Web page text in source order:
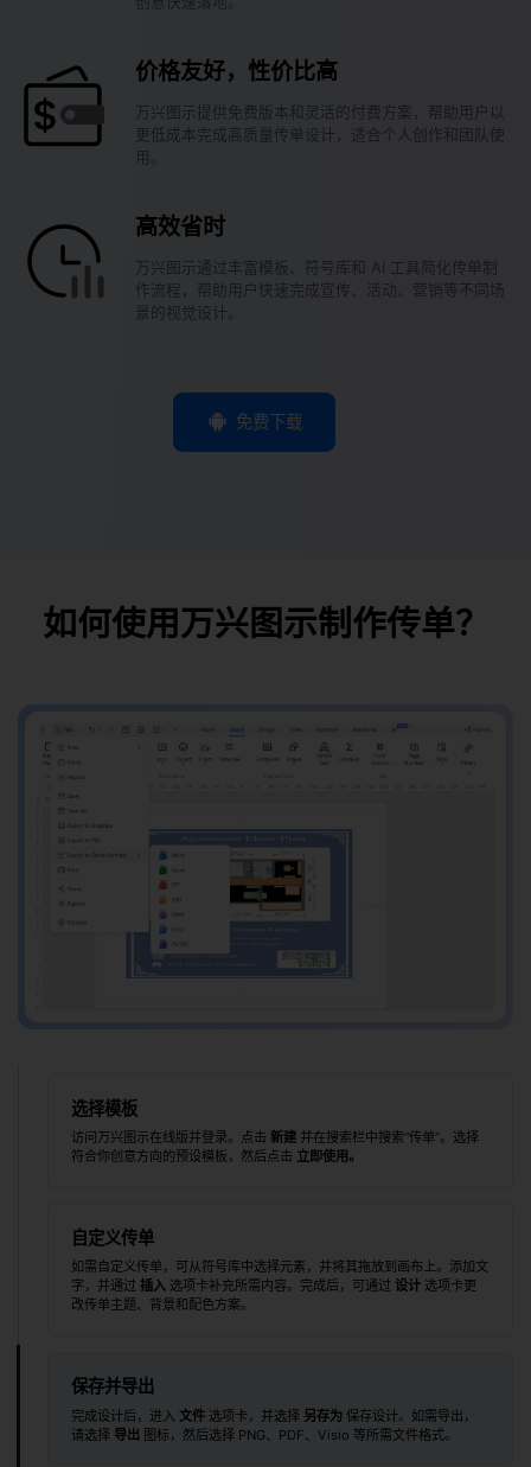
价格友好，性价比高
万兴图示提供免费版本和灵活的付费方案，帮助用户以
更低成本完成高质量传单设计，适合个人创作和团队使
用。
高效省时
万兴图示通过丰富模板、符号库和 AI 工具简化传单制
作流程，帮助用户快速完成宣传、活动、营销等不同场
景的视觉设计。
免费下载
如何使用万兴图示制作传单？
选择模板
访问万兴图示在线版并登录。点击 新建 并在搜索栏中搜索“传单”。选择
符合你创意方向的预设模板，然后点击 立即使用。
自定义传单
如需自定义传单，可从符号库中选择元素，并将其拖放到画布上。添加文
字，并通过插入 选项卡补充所需内容。完成后，可通过设计 选项卡更
改传单主题、背景和配色方案。
保存并导出
完成设计后，进入 文件 选项卡，并选择 另存为 保存设计。如需导出，
请选择 导出 图标，然后选择 PNG、PDF、Visio 等所需文件格式。